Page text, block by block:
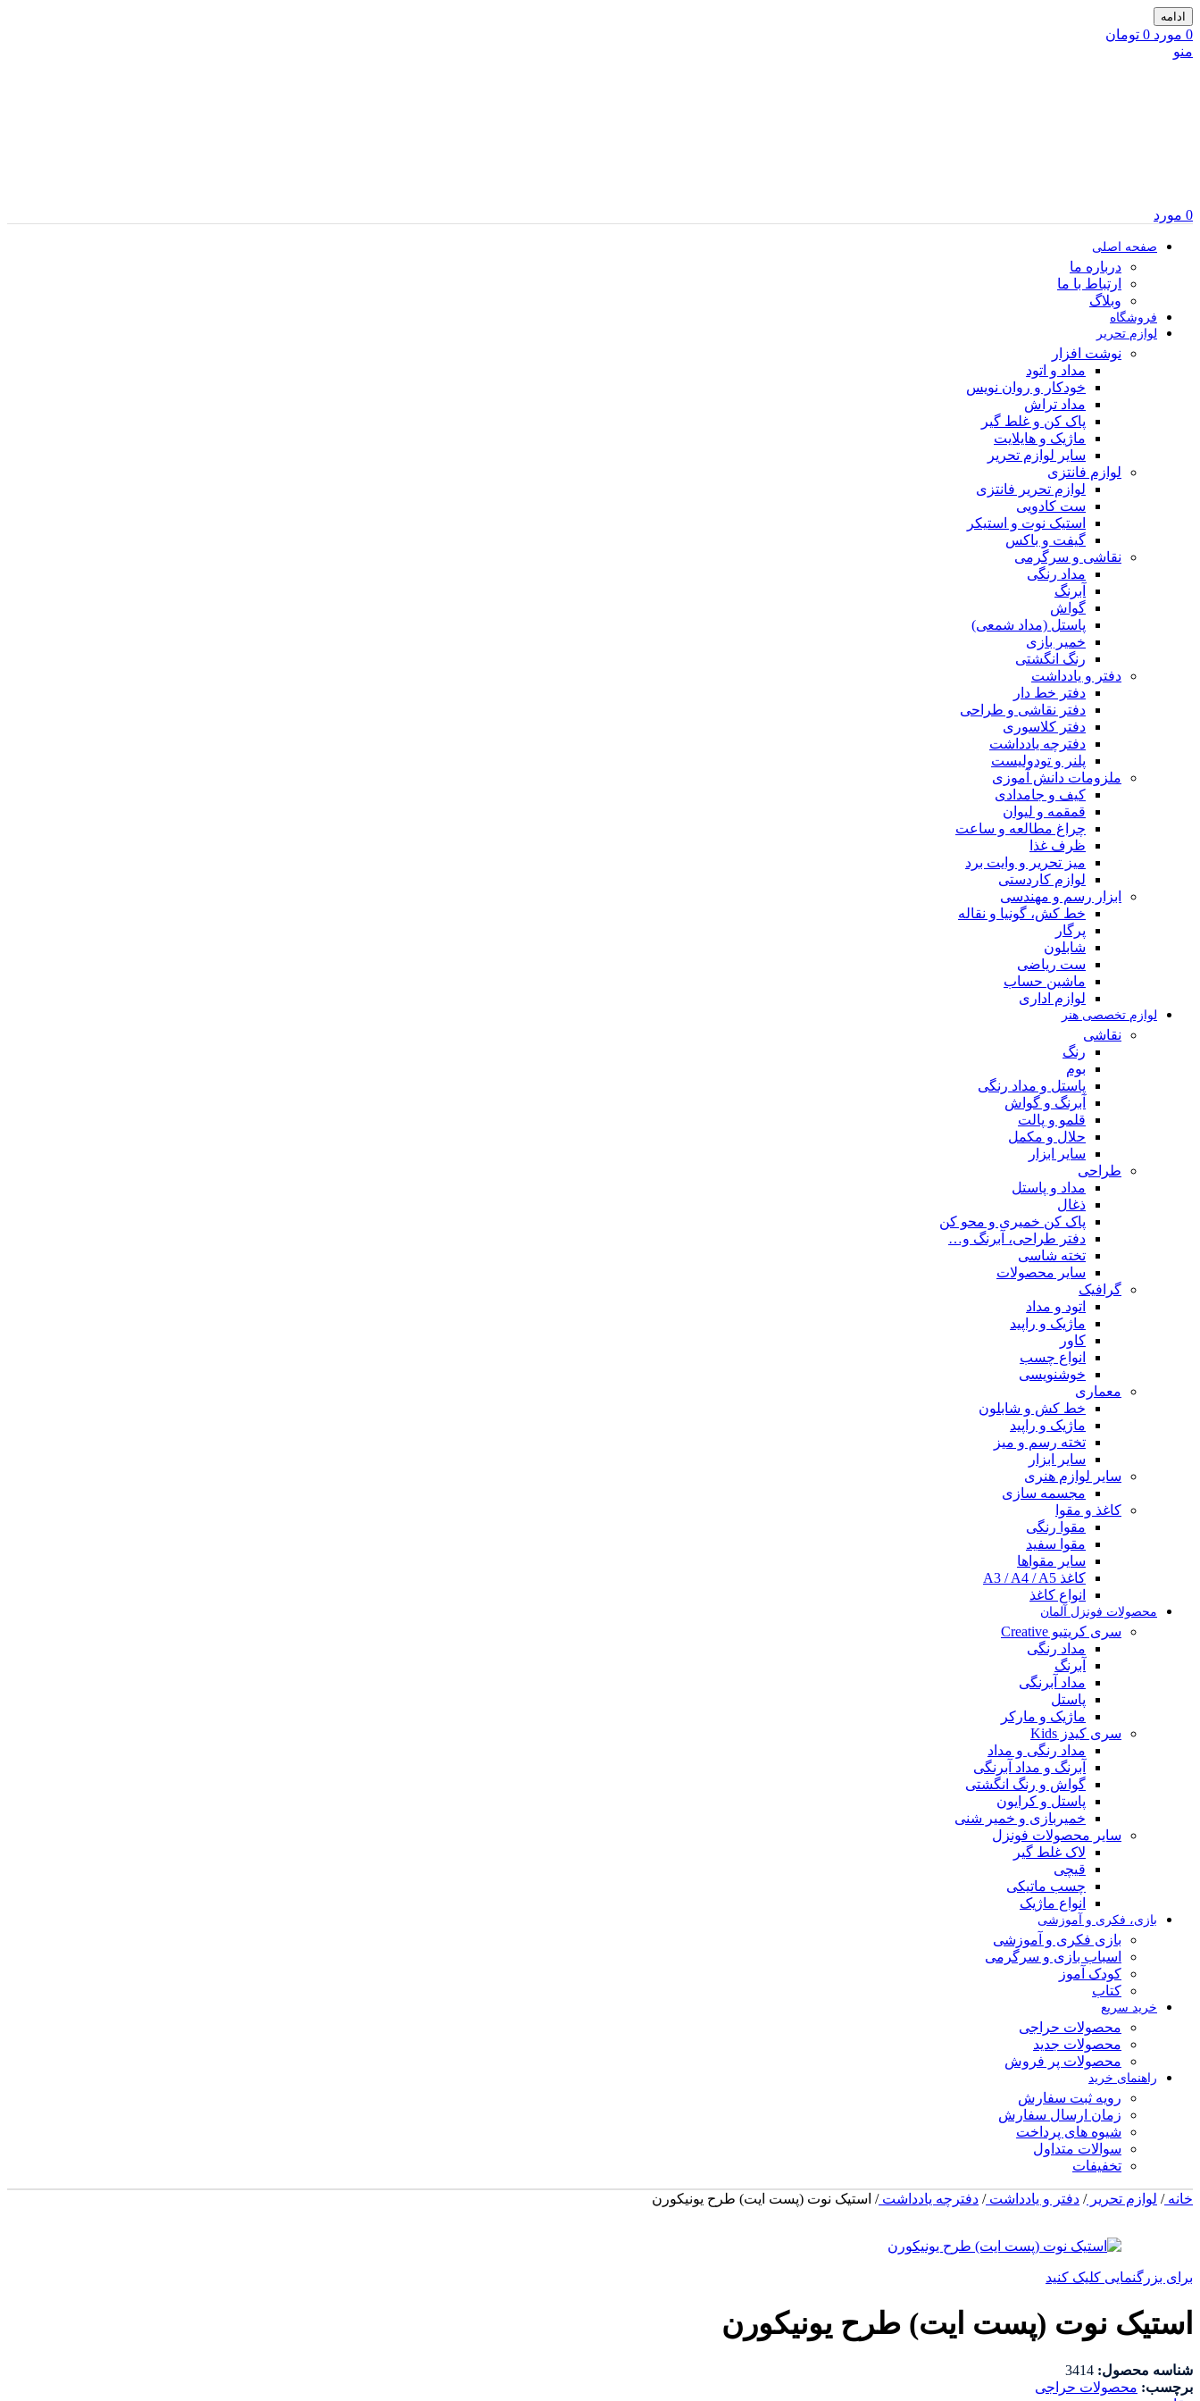
ادامه
0 مورد 0 تومان
منو
0 مورد
صفحه اصلی
درباره ما
ارتباط با ما
وبلاگ
فروشگاه
لوازم تحریر
نوشت افزار
مداد و اتود
خودکار و روان نویس
مداد تراش
پاک کن و غلط گیر
ماژیک و هایلایت
سایر لوازم تحریر
لوازم فانتزی
لوازم تحریر فانتزی
ست کادویی
استیک نوت و استیکر
گیفت و باکس
نقاشی و سرگرمی
مداد رنگی
آبرنگ
گواش
پاستل (مداد شمعی)
خمیر بازی
رنگ انگشتی
دفتر و یادداشت
دفتر خط دار
دفتر نقاشی و طراحی
دفتر کلاسوری
دفترچه یادداشت
پلنر و تودولیست
ملزومات دانش آموزی
کیف و جامدادی
قمقمه و لیوان
چراغ مطالعه و ساعت
ظرف غذا
میز تحریر و وایت برد
لوازم کاردستی
ابزار رسم و مهندسی
خط کش، گونیا و نقاله
پرگار
شابلون
ست ریاضی
ماشین حساب
لوازم اداری
لوازم تخصصی هنر
نقاشی
رنگ
بوم
پاستل و مداد رنگی
آبرنگ و گواش
قلمو و پالت
حلال و مکمل
سایر ابزار
طراحی
مداد و پاستل
ذغال
پاک کن خمیری و محو کن
دفتر طراحی، آبرنگ و…
تخته شاسی
سایر محصولات
گرافیک
اتود و مداد
ماژیک و راپید
کاور
انواع چسب
خوشنویسی
معماری
خط کش و شابلون
ماژیک و راپید
تخته رسم و میز
سایر ابزار
سایر لوازم هنری
مجسمه سازی
کاغذ و مقوا
مقوا رنگی
مقوا سفید
سایر مقواها
کاغذ A3 / A4 / A5
انواع کاغذ
محصولات فونزل آلمان
سری کریتیو Creative
مداد رنگی
آبرنگ
مداد آبرنگی
پاستل
ماژیک و مارکر
سری کیدز Kids
مداد رنگی و مداد
آبرنگ و مداد آبرنگی
گواش و رنگ انگشتی
پاستل و کرایون
خمیربازی و خمیر شنی
سایر محصولات فونزل
لاک غلط گیر
قیچی
چسب ماتیکی
انواع ماژیک
بازی، فکری و آموزشی
بازی فکری و آموزشی
اسباب بازی و سرگرمی
کودک آموز
کتاب
خرید سریع
محصولات حراجی
محصولات جدید
محصولات پر فروش
راهنمای خرید
رویه ثبت سفارش
زمان ارسال سفارش
شیوه های پرداخت
سوالات متداول
تخفیفات
خانه/ لوازم تحریر/ دفتر و یادداشت/ دفترچه یادداشت/ استیک نوت (پست ایت) طرح یونیکورن
برای بزرگنمایی کلیک کنید
استیک نوت (پست ایت) طرح یونیکورن
شناسه محصول: 3414
برچسب: محصولات حراجی